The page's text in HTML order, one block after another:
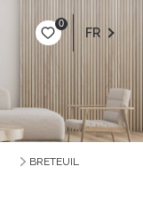
0
FR
BRETEUIL